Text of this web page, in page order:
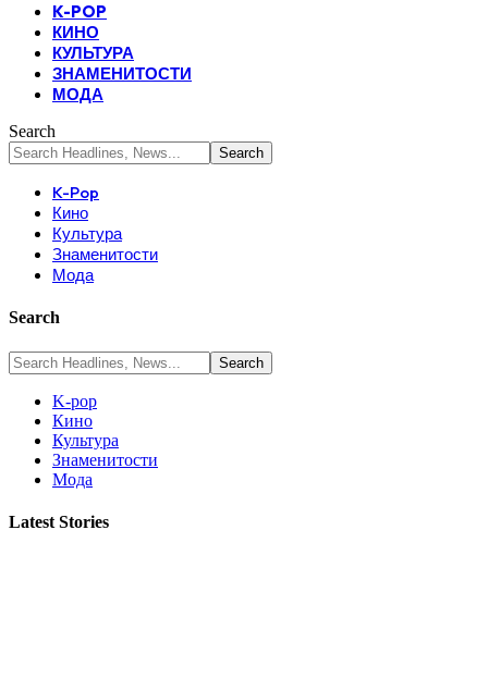
K-POP
КИНО
КУЛЬТУРА
ЗНАМЕНИТОСТИ
МОДА
Search
K-Pop
Кино
Культура
Знаменитости
Мода
Search
K-pop
Кино
Культура
Знаменитости
Мода
Latest Stories